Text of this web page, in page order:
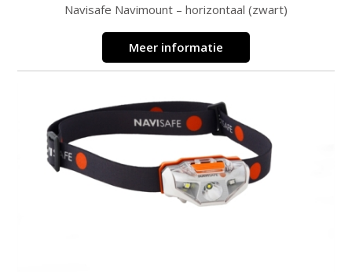
Navisafe Navimount – horizontaal (zwart)
Meer informatie